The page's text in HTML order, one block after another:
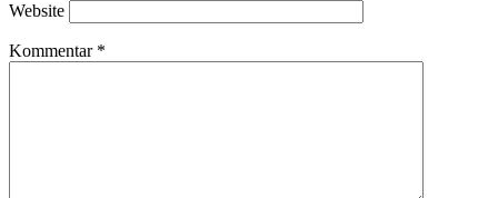
Website
Kommentar *